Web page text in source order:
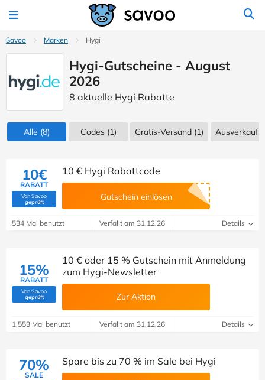
Savoo Marken Hygi
Hygi-Gutscheine - August
2026
8 aktuelle Hygi Rabatte
Alle (8) Codes(1) Gratis-Versand (1) Ausverkauf
10€
RABATT
Von Savoo
geprüft(Von Savoo geprüft)
10 € Hygi Rabattcode
Gutschein einlösen
534 Mal benutzt Verfällt am 31.12.26 Details
15%
RABATT
Von Savoo
geprüft(Von Savoo geprüft)
10 € oder 15 % Gutschein mit Anmeldung
zum Hygi-Newsletter
Zur Aktion
1.553 Mal benutzt Verfällt am 31.12.26 Details
70%
SALE
Spare bis zu 70 % im Sale bei Hygi